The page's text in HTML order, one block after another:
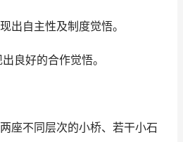
出自主性及制度觉悟。
良好的合作觉悟。
座不同层次的小桥、若干小石